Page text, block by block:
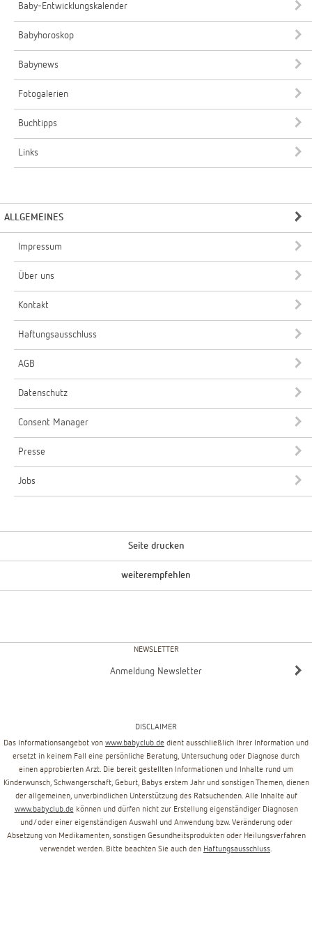
Baby-Entwicklungskalender
Babyhoroskop
Babynews
Fotogalerien
Buchtipps
Links
ALLGEMEINES
Impressum
Über uns
Kontakt
Haftungsausschluss
AGB
Datenschutz
Consent Manager
Presse
Jobs
Seite drucken
weiterempfehlen
NEWSLETTER
Anmeldung Newsletter
DISCLAIMER
Das Informationsangebot von www.babyclub.de dient ausschließlich Ihrer Information und
ersetzt in keinem Fall eine persönliche Beratung, Untersuchung oder Diagnose durch
einen approbierten Arzt. Die bereit gestellten Informationen und Inhalte rund um
Kinderwunsch, Schwangerschaft, Geburt, Babys erstem Jahr und sonstigen Themen, dienen
der allgemeinen, unverbindlichen Unterstützung des Ratsuchenden. Alle Inhalte auf
www.babyclub.de können und dürfen nicht zur Erstellung eigenständiger Diagnosen
und/oder einer eigenständigen Auswahl und Anwendung bzw. Veränderung oder
Absetzung von Medikamenten, sonstigen Gesundheitsprodukten oder Heilungsverfahren
verwendet werden. Bitte beachten Sie auch den Haftungsausschluss.